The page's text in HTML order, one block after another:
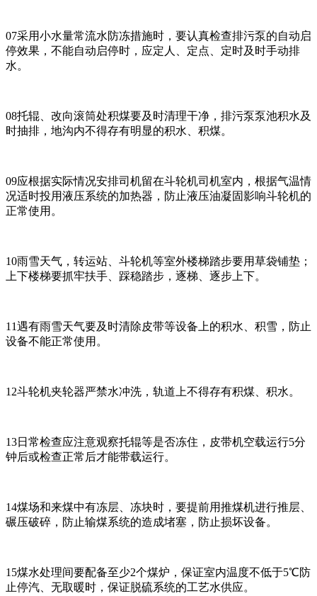
07采用小水量常流水防冻措施时，要认真检查排污泵的自动启
停效果，不能自动启停时，应定人、定点、定时及时手动排
水。
08托辊、改向滚筒处积煤要及时清理干净，排污泵泵池积水及
时抽排，地沟内不得存有明显的积水、积煤。
09应根据实际情况安排司机留在斗轮机司机室内，根据气温情
况适时投用液压系统的加热器，防止液压油凝固影响斗轮机的
正常使用。
10雨雪天气，转运站、斗轮机等室外楼梯踏步要用草袋铺垫；
上下楼梯要抓牢扶手、踩稳踏步，逐梯、逐步上下。
11遇有雨雪天气要及时清除皮带等设备上的积水、积雪，防止
设备不能正常使用。
12斗轮机夹轮器严禁水冲洗，轨道上不得存有积煤、积水。
13日常检查应注意观察托辊等是否冻住，皮带机空载运行5分
钟后或检查正常后才能带载运行。
14煤场和来煤中有冻层、冻块时，要提前用推煤机进行推层、
碾压破碎，防止输煤系统的造成堵塞，防止损坏设备。
15煤水处理间要配备至少2个煤炉，保证室内温度不低于5℃防
止停汽、无取暖时，保证脱硫系统的工艺水供应。